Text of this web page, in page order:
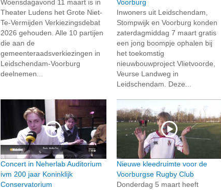
Woensdagavond 11 maart is in
Theater Ludens het Grote Niet-
Te-Vermijden Verkiezingsdebat
2026 gehouden. Alle 10 partijen
die aan de
gemeenteraadsverkiezingen in
Leidschendam-Voorburg
deelnemen...
Voorburg
Inwoners uit Leidschendam,
Stompwijk en Voorburg konden
zaterdagmiddag 7 maart gratis
een jong boompje ophalen bij
het toekomstig
nieuwbouwproject Vlietvoorde,
Veurse Landweg in
Leidschendam. Deze...
Concert in Neherlab Auditorium
ivm 200 jaar Koninklijk
Conservatorium
Nieuwe kleedruimte voor de
Voorburgse Rugby Club
Donderdag 5 maart heeft